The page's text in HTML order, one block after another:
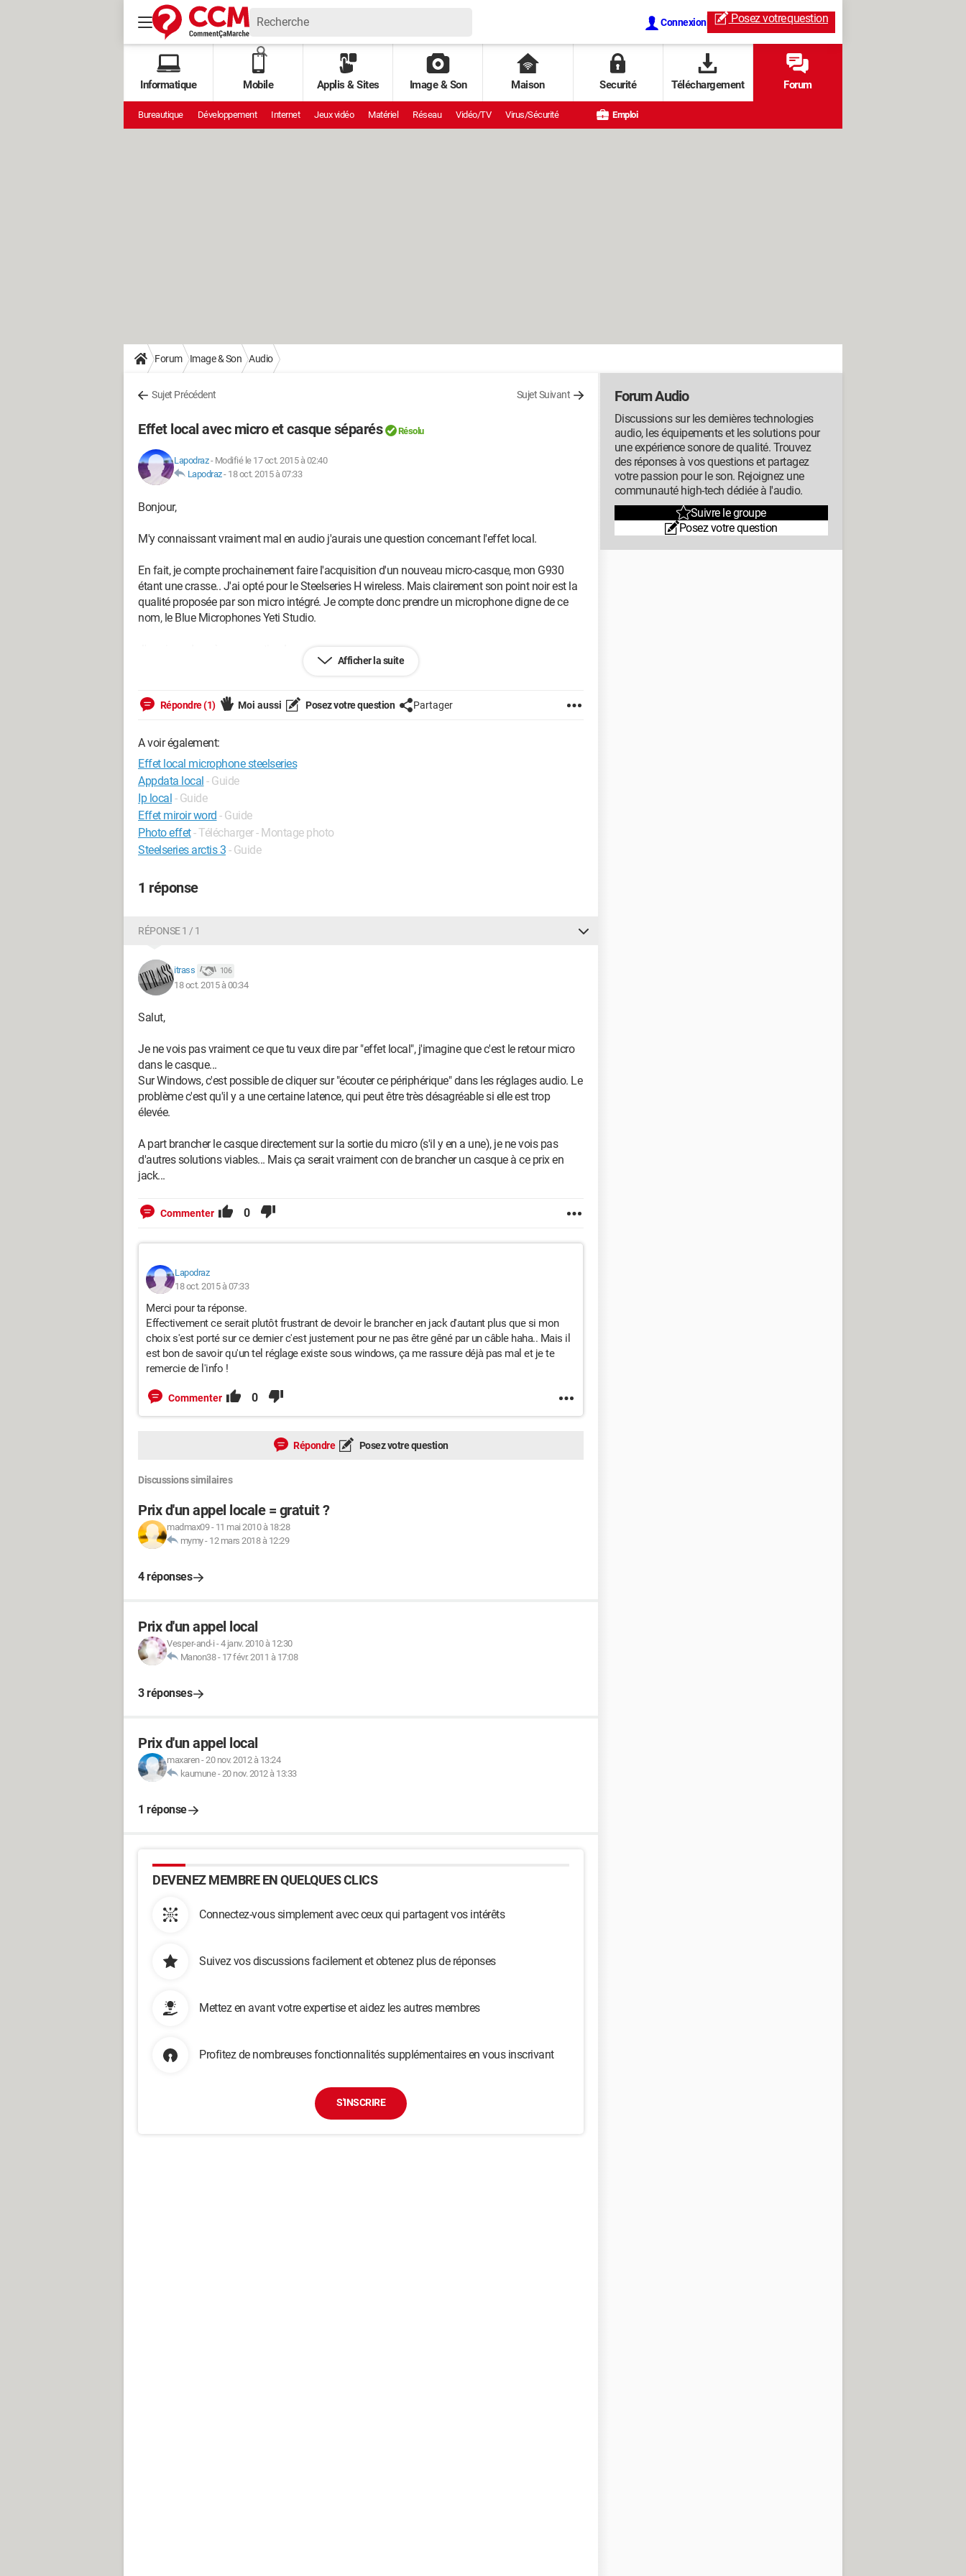
Connexion Posez votrequestion
Informatique Mobile Applis & Sites Image & Son Maison Securité Téléchargement Forum
Bureautique Développement Internet Jeux vidéo Matériel Réseau Vidéo/TV Virus/Sécurité Emploi
Forum Image & Son Audio
Sujet Précédent Sujet Suivant
Effet local avec micro et casque séparés Résolu
Lapodraz- Modifié le 17 oct. 2015 à 02:40
Lapodraz- 18 oct. 2015 à 07:33
Bonjour,
M'y connaissant vraiment mal en audio j'aurais une question concernant l'effet local.
En fait, je compte prochainement faire l'acquisition d'un nouveau micro-casque, mon G930
étant une crasse.. J'ai opté pour le Steelseries H wireless. Mais clairement son point noir est la
qualité proposée par son micro intégré. Je compte donc prendre un microphone digne de ce
nom, le Blue Microphones Yeti Studio.
Merci d'avance pour vos retours.
Afficher la suite
Répondre (1) Moi aussi Posez votre question Partager
A voir également:
Effet local microphone steelseries
Appdata local - Guide
Ip local - Guide
Effet miroir word - Guide
Photo effet- Télécharger - Montage photo
Steelseries arctis 3 - Guide
1 réponse
RÉPONSE 1 / 1
itrass 106
18 oct. 2015 à 00:34
Salut,
Je ne vois pas vraiment ce que tu veux dire par "effet local", j'imagine que c'est le retour micro
dans le casque...
Sur Windows, c'est possible de cliquer sur "écouter ce périphérique" dans les réglages audio. Le
problème c'est qu'il y a une certaine latence, qui peut être très désagréable si elle est trop
élevée.
A part brancher le casque directement sur la sortie du micro (s'il y en a une), je ne vois pas
d'autres solutions viables... Mais ça serait vraiment con de brancher un casque à ce prix en
jack...
Commenter 0
Lapodraz
18 oct. 2015 à 07:33
Merci pour ta réponse.
Effectivement ce serait plutôt frustrant de devoir le brancher en jack d'autant plus que si mon
choix s'est porté sur ce dernier c'est justement pour ne pas être gêné par un câble haha.. Mais il
est bon de savoir qu'un tel réglage existe sous windows, ça me rassure déjà pas mal et je te
remercie de l'info !
Commenter 0
Répondre Posez votre question
Discussions similaires
Prix d'un appel locale = gratuit ?
madmax09- 11 mai 2010 à 18:28
mymy- 12 mars 2018 à 12:29
4 réponses
Prix d'un appel local
Vesper-and-i -4 janv. 2010 à 12:30
Manon38- 17 févr. 2011 à 17:08
3 réponses
Prix d'un appel local
maxaren-20 nov. 2012 à 13:24
kaumune-20 nov. 2012 à 13:33
1 réponse
DEVENEZ MEMBRE EN QUELQUES CLICS
Connectez-vous simplement avec ceux qui partagent vos intérêts
Suivez vos discussions facilement et obtenez plus de réponses
Mettez en avant votre expertise et aidez les autres membres
Profitez de nombreuses fonctionnalités supplémentaires en vous inscrivant
S'INSCRIRE
Forum Audio
Discussions sur les dernières technologies
audio, les équipements et les solutions pour
une expérience sonore de qualité. Trouvez
des réponses à vos questions et partagez
votre passion pour le son. Rejoignez une
communauté high-tech dédiée à l'audio.
Suivre le groupe
Posez votre question